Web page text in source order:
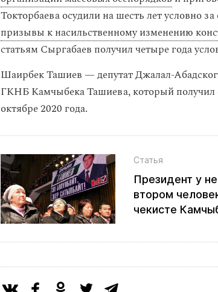
Токторбаева осудили на шесть лет условно
призывы к насильственному изменению
статьям Сыргабаев получил четыре года
Шаирбек Ташиев — депутат Джалал-
ГКНБ Камчыбека Ташиева, который получил
октябре 2020 года.
Статья
Президент у
втором
чекисте